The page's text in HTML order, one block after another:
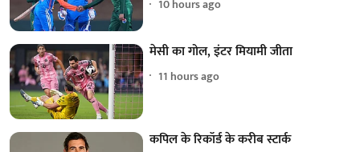
10 hours ago
मेसी का गोल, इंटर मियामी जीता
11 hours ago
कपिल के रिकॉर्ड के करीब स्टार्क